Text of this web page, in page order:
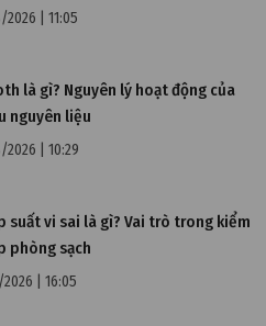
| 11:05
là gì? Nguyên lý hoạt động của
nguyên liệu
| 10:29
suất vi sai là gì? Vai trò trong kiểm
phòng sạch
| 16:05